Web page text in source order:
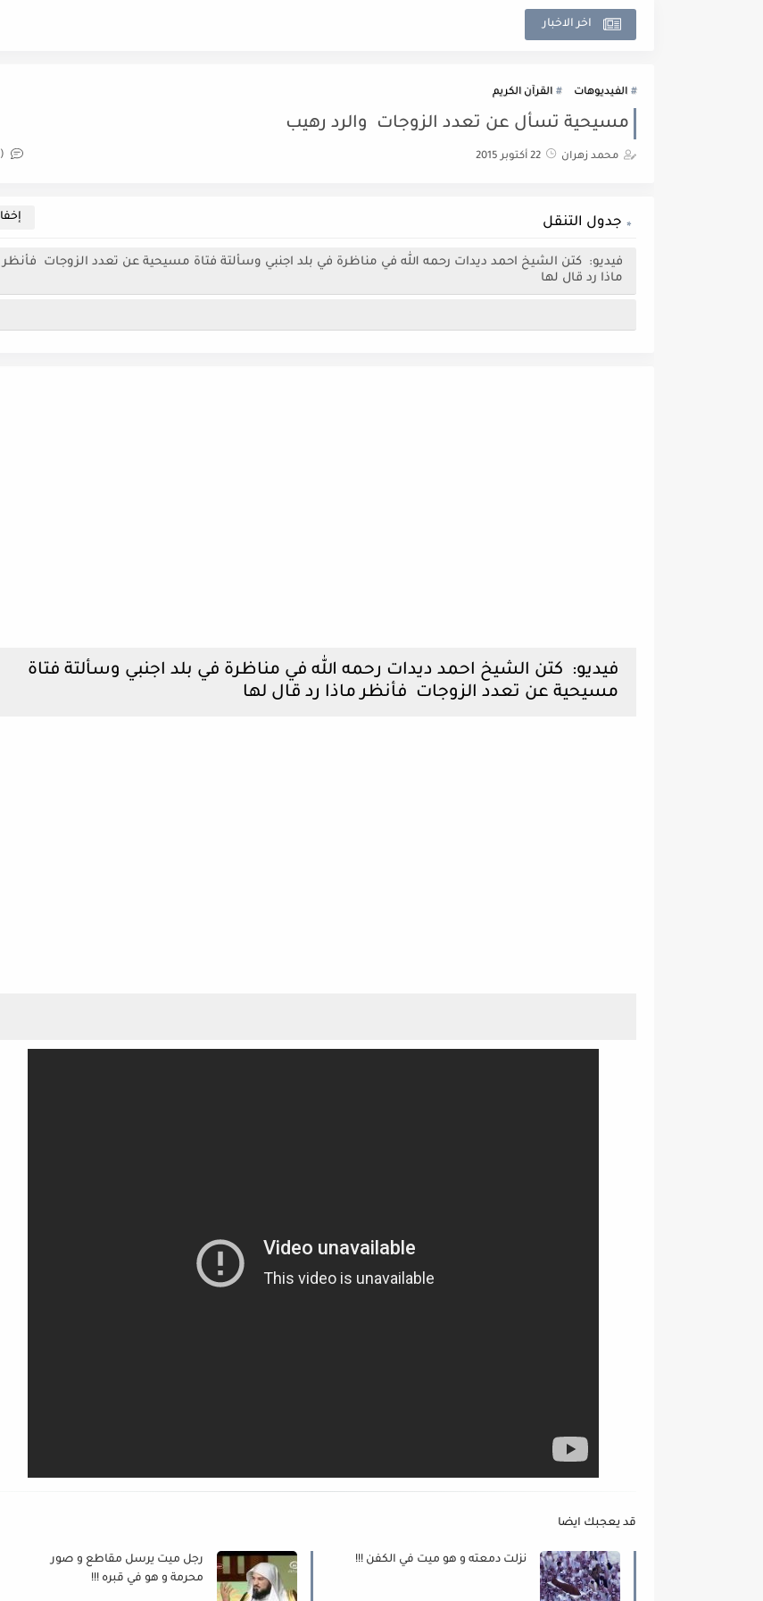
اخر الاخبار
الفيديوهات القرآن الكريم
مسيحية تسأل عن تعدد الزوجات ‎ والرد رهيب
محمد زهران 22 أكتوبر 2015 (0)
جدول التنقل
فيديو: كتن الشيخ احمد ديدات رحمه الله في مناظرة في بلد اجنبي وسألتة فتاة مسيحية عن تعدد الزوجات فأنظر
ماذا رد قال لها
فيديو: كتن الشيخ احمد ديدات رحمه الله في مناظرة في بلد اجنبي وسألتة فتاة
مسيحية عن تعدد الزوجات فأنظر ماذا رد قال لها
قد يعجبك ايضا
نزلت دمعته و هو ميت في الكفن !!!
رجل ميت يرسل مقاطع و صور
محرمة و هو في قبره !!!